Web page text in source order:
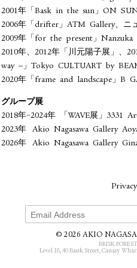
2001年「Bask in the sun」ON
2006年「drifter」ATM Gallery、ニ
2009年「for the present」Nanzuka
2010年、2012年「川元陽⼦展」、
way ‒」Tokyo CULTUART by
2020年「frame and landscape」B
グループ展
2018年−2024年 「WAVE展」3331
2023年 Akio Nagasawa Gallery
2026年 Akio Nagasawa Gallery
© 2026 AKIO
BRISK
Level 18, 40 Bank Street, Canary